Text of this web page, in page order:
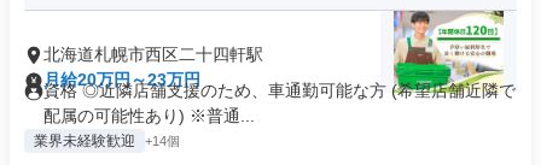
北海道札幌市西区二十四軒駅
月給20万円～23万円
資格 ◎近隣店舗支援のため、車通勤可能な方 (希望店舗近隣で
配属の可能性あり) ※普通...
業界未経験歓迎 +14個